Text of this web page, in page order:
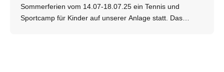
Sommerferien vom 14.07-18.07.25 ein Tennis und
Sportcamp für Kinder auf unserer Anlage statt. Das